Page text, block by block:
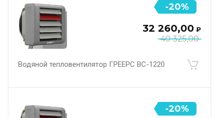
40 325,00
32 260,00 ₽
Водяной тепловентилятор ГРЕЕРС ВС-1220
-20%
-20%